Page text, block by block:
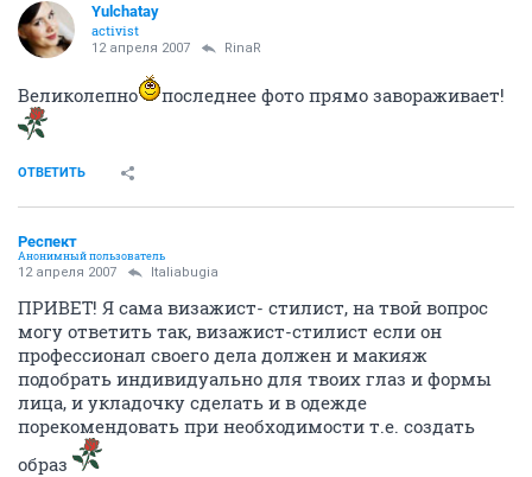
Yulchatay
activist
12 апреля 2007 RinaR
Великолепно последнее фото прямо завораживает!
ОТВЕТИТЬ
Респект
Анонимный пользователь
12 апреля 2007 Italiabugia
ПРИВЕТ! Я сама визажист- стилист, на твой вопрос
могу ответить так, визажист-стилист если он
профессионал своего дела должен и макияж
подобрать индивидуально для твоих глаз и формы
лица, и укладочку сделать и в одежде
порекомендовать при необходимости т.е. создать
образ